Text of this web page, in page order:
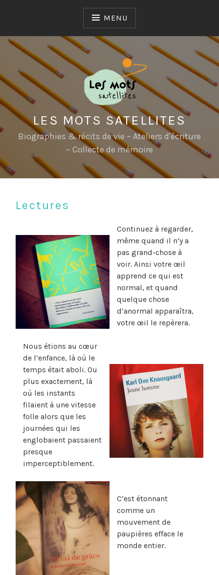
MENU
LES MOTS SATELLITES
Biographies & récits de vie – Ateliers d'écriture
– Collecte de mémoire
Lectures
Continuez à regarder,
même quand il n’y a
pas grand-chose à
voir. Ainsi votre œil
apprend ce qui est
normal, et quand
quelque chose
d’anormal apparaîtra,
votre œil le repèrera.
Nous étions au cœur
de l’enfance, là où le
temps était aboli. Ou
plus exactement, là
où les instants
filaient à une vitesse
folle alors que les
journées qui les
englobaient passaient
presque
imperceptiblement.
C’est étonnant
comme un
mouvement de
paupières efface le
monde entier.